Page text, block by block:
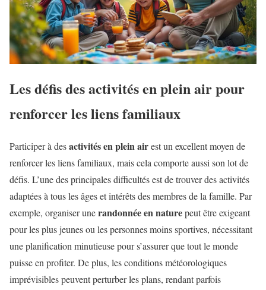
Les défis des activités en plein air pour
renforcer les liens familiaux
Participer à desactivités en plein airest un excellent moyen de
renforcer les liens familiaux, mais cela comporte aussi son lot de
défis. L’une des principales difficultés est de trouver des activités
adaptées à tous les âges et intérêts des membres de la famille. Par
exemple, organiser unerandonnée en naturepeut être exigeant
pour les plus jeunes ou les personnes moins sportives, nécessitant
une planification minutieuse pour s’assurer que tout le monde
puisse en profiter. De plus, les conditions météorologiques
imprévisibles peuvent perturber les plans, rendant parfois